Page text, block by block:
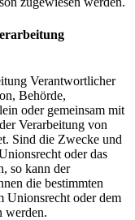
Verantwortlicher
Behörde,
oder gemeinsam mit
Verarbeitung von
Sind die Zwecke und
oder das
so kann der
die bestimmten
Unionsrecht oder dem
werden.